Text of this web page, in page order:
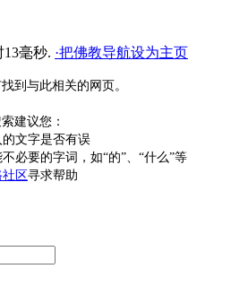
毫秒. ·把佛教导航设为主页
到与此相关的网页。
建议您：
文字是否有误
必要的字词，如“的”、“什么”等
区寻求帮助